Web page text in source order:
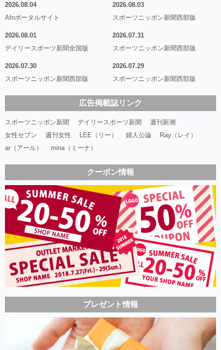
2026.08.04
Afnポータルサイト
2026.08.03
スポーツニッポン新聞西部版
2026.08.01
デイリースポーツ新聞全国版
2026.07.31
スポーツニッポン新聞西部版
2026.07.30
スポーツニッポン新聞西部版
2026.07.29
スポーツニッポン新聞西部版
広告掲載誌リンク
スポーツニッポン新聞 デイリースポーツ新聞
週刊新潮
女性セブン
週刊女性 LEE（リー） 婦人公論
Ray（レイ）
ar（アール）
mina（ミーナ）
クーポン情報
プレゼント情報